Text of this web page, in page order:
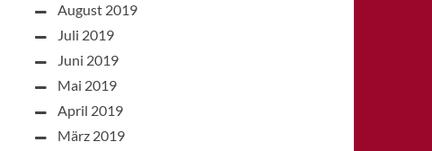
August 2019
Juli 2019
Juni 2019
Mai 2019
April 2019
März 2019